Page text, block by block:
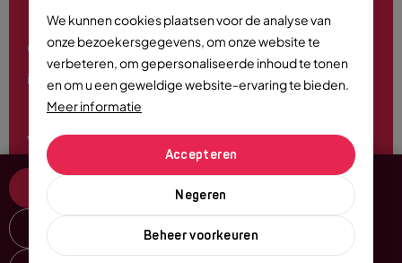
We kunnen cookies plaatsen voor de analyse van
onze bezoekersgegevens, om onze website te
verbeteren, om gepersonaliseerde inhoud te tonen
en om u een geweldige website-ervaring te bieden.
Meer informatie
Beheer voorkeuren
Negeren
Accepteren
0165 - 55 44 00
info@roosendaalcitymarketing.nl
Volg ons